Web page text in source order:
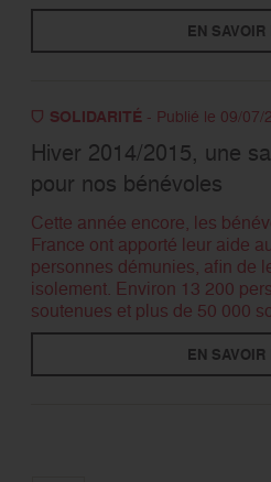
EN SAVOIR
SOLIDARITÉ- Publié le 09/07/
Hiver 2014/2015, une
pour nos bénévoles
Cette année encore, les
France ont apporté leur aide
personnes démunies, afin de
isolement. Environ 13 200
soutenues et plus de 50 000
EN SAVOIR